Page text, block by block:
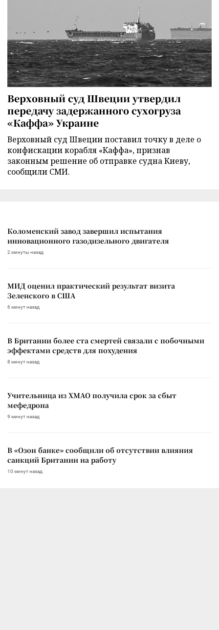
Верховный суд Швеции утвердил
передачу задержанного сухогруза
«Каффа» Украине
Верховный суд Швеции поставил точку в деле о
конфискации корабля «Каффа», признав
законным решение об отправке судна Киеву,
сообщили СМИ.
Коломенский завод завершил испытания
инновационного газодизельного двигателя
2 минуты назад
МИД оценил практический результат визита
Зеленского в США
6 минут назад
В Британии более ста смертей связали с побочными
эффектами средств для похудения
8 минут назад
Учительница из ХМАО получила срок за сбыт
мефедрона
9 минут назад
В «Озон банке» сообщили об отсутствии влияния
санкций Британии на работу
10 минут назад